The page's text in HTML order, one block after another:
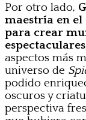
Por otro lado,
maestría en
para crear
espectaculares
aspectos más
universo de
podido
oscuros y
perspectiva